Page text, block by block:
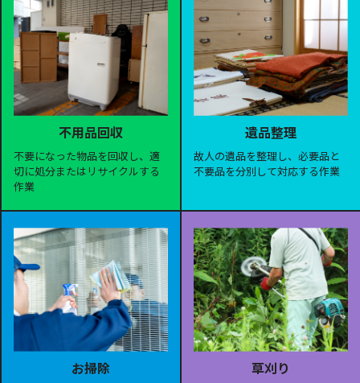
不用品回収
不要になった物品を回収し、適
切に処分またはリサイクルする
作業
遺品整理
故人の遺品を整理し、必要品と
不要品を分別して対応する作業
お掃除 草刈り